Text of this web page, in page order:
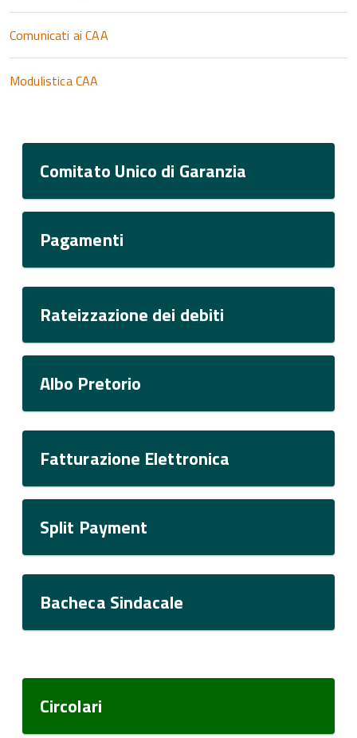
Comunicati ai CAA
Modulistica CAA
Comitato Unico di Garanzia
Pagamenti
Rateizzazione dei debiti
Albo Pretorio
Fatturazione Elettronica
Split Payment
Bacheca Sindacale
Circolari